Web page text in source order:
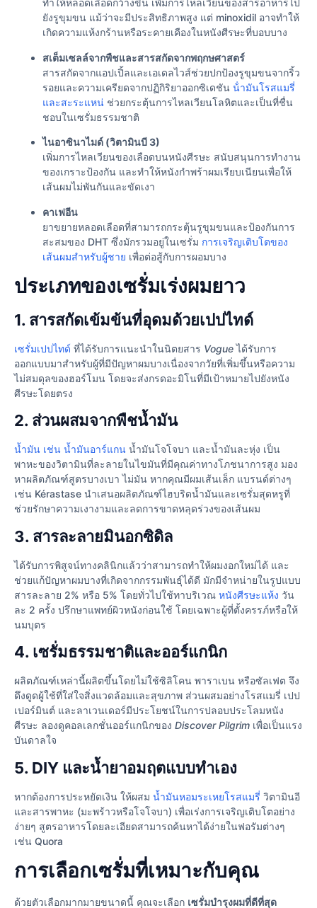
ทําให้หลอดเลือดกว้างขึ้น เพิ่มการไหลเวียนของสารอาหารไป
ยังรูขุมขน แม้ว่าจะมีประสิทธิภาพสูง แต่ minoxidil อาจทําให้
เกิดความแห้งกร้านหรือระคายเคืองในหนังศีรษะที่บอบบาง
สเต็มเซลล์จากพืชและสารสกัดจากพฤกษศาสตร์
สารสกัดจากแอปเปิ้ลและเอเดลไวส์ช่วยปกป้องรูขุมขนจากริ้ว
รอยและความเครียดจากปฏิกิริยาออกซิเดชัน น้ํามันโรสแมรี่
และสะระแหน่ ช่วยกระตุ้นการไหลเวียนโลหิตและเป็นที่ชื่น
ชอบในเซรั่มธรรมชาติ
ไนอาซินาไมด์ (วิตามินบี 3)
เพิ่มการไหลเวียนของเลือดบนหนังศีรษะ สนับสนุนการทํางาน
ของเกราะป้องกัน และทําให้หนังกําพร้าผมเรียบเนียนเพื่อให้
เส้นผมไม่พันกันและขัดเงา
คาเฟอีน
ยาขยายหลอดเลือดที่สามารถกระตุ้นรูขุมขนและป้องกันการ
สะสมของ DHT ซึ่งมักรวมอยู่ในเซรั่ม การเจริญเติบโตของ
เส้นผมสําหรับผู้ชาย เพื่อต่อสู้กับการผอมบาง
ประเภทของเซรั่มเร่งผมยาว
1. สารสกัดเข้มข้นที่อุดมด้วยเปปไทด์
เซรั่มเปปไทด์ ที่ได้รับการแนะนำในนิตยสาร Vogueได้รับการ
ออกแบบมาสำหรับผู้ที่มีปัญหาผมบางเนื่องจากวัยที่เพิ่มขึ้นหรือความ
ไม่สมดุลของฮอร์โมน โดยจะส่งกรดอะมิโนที่มีเป้าหมายไปยังหนัง
ศีรษะโดยตรง
2. ส่วนผสมจากพืชน้ำมัน
น้ำมัน เช่น น้ำมันอาร์แกน น้ำมันโจโจบา และน้ำมันละหุ่ง เป็น
พาหะของวิตามินที่ละลายในไขมันที่มีคุณค่าทางโภชนาการสูง มอง
หาผลิตภัณฑ์สูตรบางเบา ไม่มัน หากคุณมีผมเส้นเล็ก แบรนด์ต่างๆ
เช่น Kérastase นำเสนอผลิตภัณฑ์ไฮบริดน้ำมันและเซรั่มสุดหรูที่
ช่วยรักษาความเงางามและลดการขาดหลุดร่วงของเส้นผม
3. สารละลายมินอกซิดิล
ได้รับการพิสูจน์ทางคลินิกแล้วว่าสามารถทำให้ผมงอกใหม่ได้ และ
ช่วยแก้ปัญหาผมบางที่เกิดจากกรรมพันธุ์ได้ดี มักมีจำหน่ายในรูปแบบ
สารละลาย 2% หรือ 5% โดยทั่วไปใช้ทาบริเวณ หนังศีรษะแห้ง วัน
ละ 2 ครั้ง ปรึกษาแพทย์ผิวหนังก่อนใช้ โดยเฉพาะผู้ที่ตั้งครรภ์หรือให้
นมบุตร
4. เซรั่มธรรมชาติและออร์แกนิก
ผลิตภัณฑ์เหล่านี้ผลิตขึ้นโดยไม่ใช้ซิลิโคน พาราเบน หรือซัลเฟต จึง
ดึงดูดผู้ใช้ที่ใส่ใจสิ่งแวดล้อมและสุขภาพ ส่วนผสมอย่างโรสแมรี่ เปป
เปอร์มินต์ และลาเวนเดอร์มีประโยชน์ในการปลอบประโลมหนัง
ศีรษะ ลองดูคอลเลกชั่นออร์แกนิกของ Discover Pilgrim เพื่อเป็นแรง
บันดาลใจ
5. DIY และน้ำยาอมฤตแบบทำเอง
หากต้องการประหยัดเงิน ให้ผสม น้ำมันหอมระเหยโรสแมรี่ วิตามินอี
และสารพาหะ (มะพร้าวหรือโจโจบา) เพื่อเร่งการเจริญเติบโตอย่าง
ง่ายๆ สูตรอาหารโดยละเอียดสามารถค้นหาได้ง่ายในฟอรัมต่างๆ
เช่น Quora
การเลือกเซรั่มที่เหมาะกับคุณ
ด้วยตัวเลือกมากมายขนาดนี้ คุณจะเลือก เซรั่มบำรุงผมที่ดีที่สุด